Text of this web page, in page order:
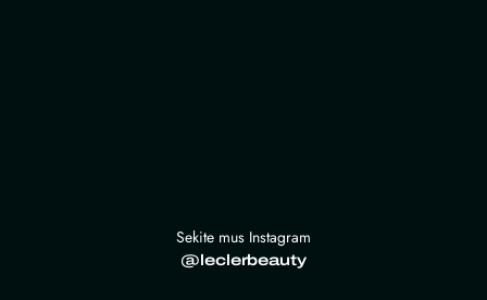
Sekite mus Instagram
@leclerbeauty